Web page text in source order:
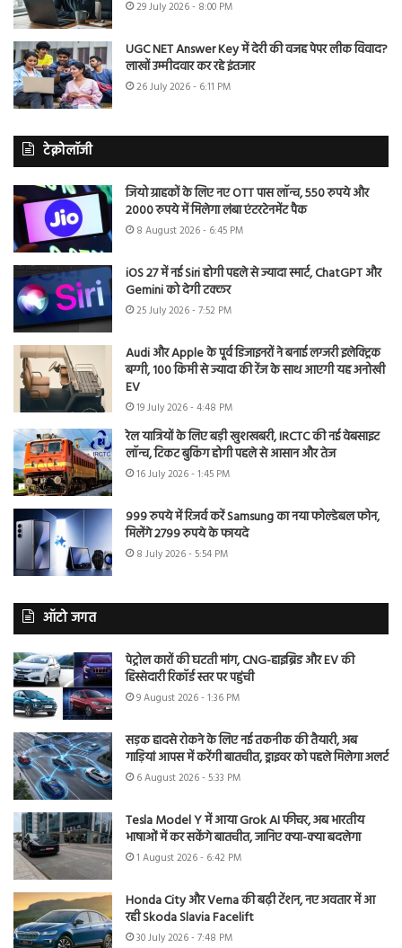
29 July 2026 - 8:00 PM
UGC NET Answer Key में देरी की वजह पेपर लीक विवाद?
लाखों उम्मीदवार कर रहे इंतजार
26 July 2026 - 6:11 PM
टेक्नोलॉजी
जियो ग्राहकों के लिए नए OTT पास लॉन्च, 550 रुपये और
2000 रुपये में मिलेगा लंबा एंटरटेनमेंट पैक
8 August 2026 - 6:45 PM
iOS 27 में नई Siri होगी पहले से ज्यादा स्मार्ट, ChatGPT और
Gemini को देगी टक्कर
25 July 2026 - 7:52 PM
Audi और Apple के पूर्व डिजाइनरों ने बनाई लग्जरी इलेक्ट्रिक
बग्गी, 100 किमी से ज्यादा की रेंज के साथ आएगी यह अनोखी
EV
19 July 2026 - 4:48 PM
रेल यात्रियों के लिए बड़ी खुशखबरी, IRCTC की नई वेबसाइट
लॉन्च, टिकट बुकिंग होगी पहले से आसान और तेज
16 July 2026 - 1:45 PM
999 रुपये में रिजर्व करें Samsung का नया फोल्डेबल फोन,
मिलेंगे 2799 रुपये के फायदे
8 July 2026 - 5:54 PM
ऑटो जगत
पेट्रोल कारों की घटती मांग, CNG-हाइब्रिड और EV की
हिस्सेदारी रिकॉर्ड स्तर पर पहुंची
9 August 2026 - 1:36 PM
सड़क हादसे रोकने के लिए नई तकनीक की तैयारी, अब
गाड़ियां आपस में करेंगी बातचीत, ड्राइवर को पहले मिलेगा अलर्ट
6 August 2026 - 5:33 PM
Tesla Model Y में आया Grok AI फीचर, अब भारतीय
भाषाओं में कर सकेंगे बातचीत, जानिए क्या-क्या बदलेगा
1 August 2026 - 6:42 PM
Honda City और Verna की बढ़ी टेंशन, नए अवतार में आ
रही Skoda Slavia Facelift
30 July 2026 - 7:48 PM